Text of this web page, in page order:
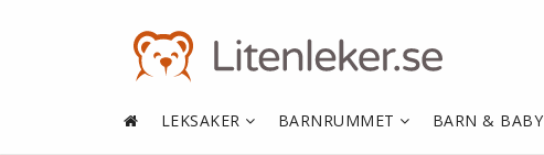
LEKSAKER BARNRUMMET BARN & BABY